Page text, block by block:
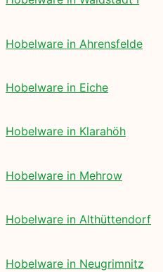
Hobelware in Ahrensfelde
Hobelware in Eiche
Hobelware in Klarahöh
Hobelware in Mehrow
Hobelware in Althüttendorf
Hobelware in Neugrimnitz